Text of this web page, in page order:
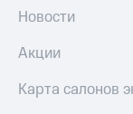
Новости
Акции
Карта салонов